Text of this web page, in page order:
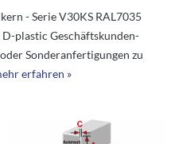
- Serie V30KS RAL7035
plastic Geschäftskunden-
Sonderanfertigungen zu
erfahren »